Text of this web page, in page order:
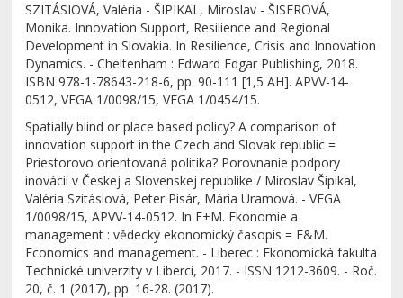
SZITÁSIOVÁ, Valéria - ŠIPIKAL, Miroslav - ŠISEROVÁ,
Monika. Innovation Support, Resilience and Regional
Development in Slovakia. In Resilience, Crisis and Innovation
Dynamics. - Cheltenham : Edward Edgar Publishing, 2018.
ISBN 978-1-78643-218-6, pp. 90-111 [1,5 AH]. APVV-14-
0512, VEGA 1/0098/15, VEGA 1/0454/15.
Spatially blind or place based policy? A comparison of
innovation support in the Czech and Slovak republic =
Priestorovo orientovaná politika? Porovnanie podpory
inovácií v Českej a Slovenskej republike / Miroslav Šipikal,
Valéria Szitásiová, Peter Pisár, Mária Uramová. - VEGA
1/0098/15, APVV-14-0512. In E+M. Ekonomie a
management : vědecký ekonomický časopis = E&M.
Economics and management. - Liberec : Ekonomická fakulta
Technické univerzity v Liberci, 2017. - ISSN 1212-3609. - Roč.
20, č. 1 (2017), pp. 16-28. (2017).